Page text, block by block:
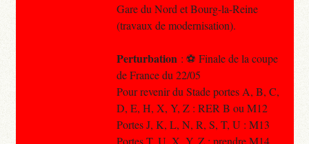
Gare du Nord et Bourg-la-Reine
(travaux de modernisation).
Perturbation : ⚽️ Finale de la coupe
de France du 22/05
Pour revenir du Stade portes A, B, C,
D, E, H, X, Y, Z : RER B ou M12
Portes J, K, L, N, R, S, T, U : M13
Portes T, U, X, Y, Z : prendre M14